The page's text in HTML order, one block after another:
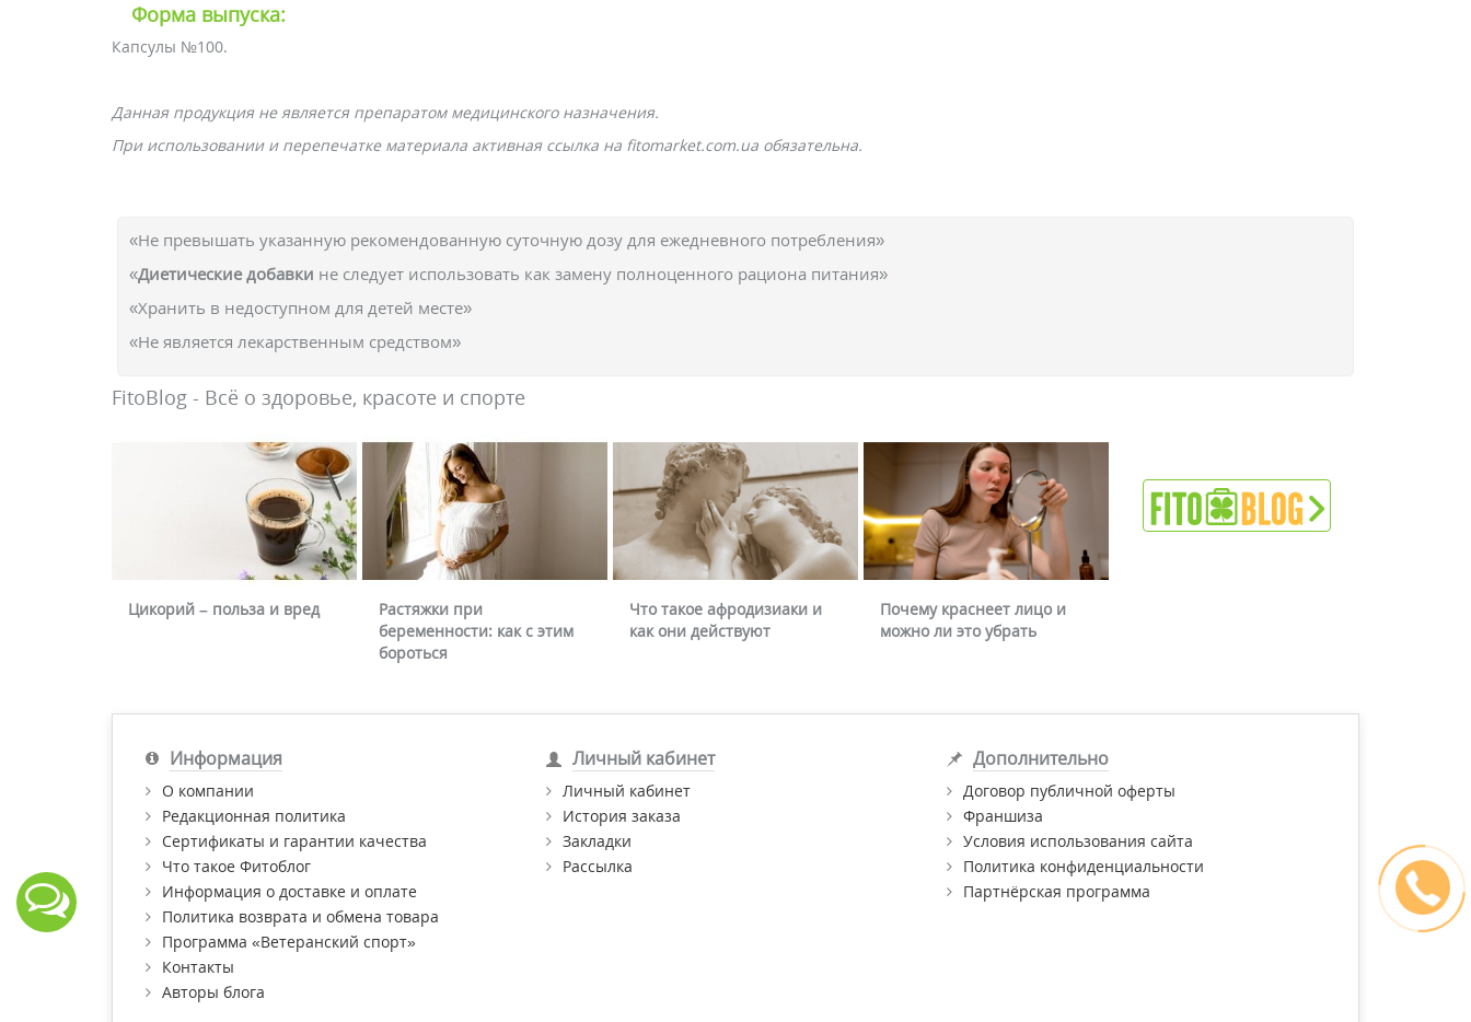
Форма выпуска:
Капсулы №100.
Данная продукция не является препаратом медицинского назначения.
При использовании и перепечатке материала активная ссылка на fitomarket.com.ua обязательна.
«Не превышать указанную рекомендованную суточную дозу для ежедневного потребления»
«Диетические добавки не следует использовать как замену полноценного рациона питания»
«Хранить в недоступном для детей месте»
«Не является лекарственным средством»
FitoBlog - Всё о здоровье, красоте и спорте
Цикорий – польза и вред
Растяжки при
беременности: как с этим
бороться
Что такое афродизиаки и
как они действуют
Почему краснеет лицо и
можно ли это убрать
Информация
О компании
Редакционная политика
Сертификаты и гарантии качества
Что такое Фитоблог
Информация о доставке и оплате
Политика возврата и обмена товара
Программа «Ветеранский спорт»
Контакты
Авторы блога
Личный кабинет
Личный кабинет
История заказа
Закладки
Рассылка
Дополнительно
Договор публичной оферты
Франшиза
Условия использования сайта
Политика конфиденциальности
Партнёрская программа